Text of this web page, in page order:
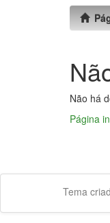
Não há
Página
Tema